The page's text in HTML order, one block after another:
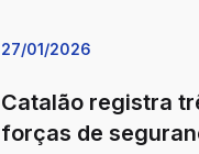
27/01/2026
Catalão registra
forças de